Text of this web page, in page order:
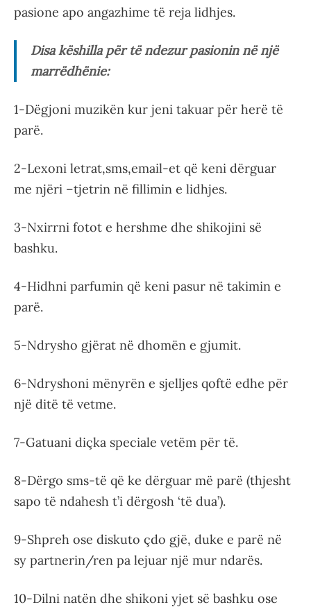
pasione apo angazhime të reja lidhjes.
Disa këshilla për të ndezur pasionin në një
marrëdhënie:
1-Dëgjoni muzikën kur jeni takuar për herë të
parë.
2-Lexoni letrat,sms,email-et që keni dërguar
me njëri –tjetrin në fillimin e lidhjes.
3-Nxirrni fotot e hershme dhe shikojini së
bashku.
4-Hidhni parfumin që keni pasur në takimin e
parë.
5-Ndrysho gjërat në dhomën e gjumit.
6-Ndryshoni mënyrën e sjelljes qoftë edhe për
një ditë të vetme.
7-Gatuani diçka speciale vetëm për të.
8-Dërgo sms-të që ke dërguar më parë (thjesht
sapo të ndahesh t’i dërgosh ‘të dua’).
9-Shpreh ose diskuto çdo gjë, duke e parë në
sy partnerin/ren pa lejuar një mur ndarës.
10-Dilni natën dhe shikoni yjet së bashku ose